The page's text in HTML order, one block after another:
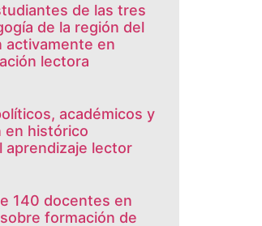
de las tres
de la región del
activamente en
lectora
académicos y
en histórico
aprendizaje lector
140 docentes en
formación de